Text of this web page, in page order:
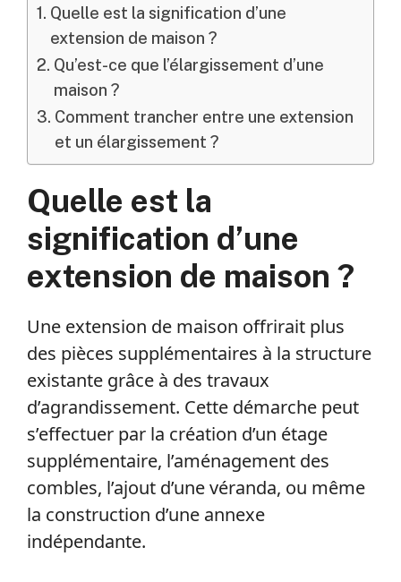
Quelle est la signification d’une
extension de maison ?
Qu’est-ce que l’élargissement d’une
maison ?
Comment trancher entre une extension
et un élargissement ?
Quelle est la
signification d’une
extension de maison ?
Une extension de maison offrirait plus
des pièces supplémentaires à la structure
existante grâce à des travaux
d’agrandissement. Cette démarche peut
s’effectuer par la création d’un étage
supplémentaire, l’aménagement des
combles, l’ajout d’une véranda, ou même
la construction d’une annexe
indépendante.